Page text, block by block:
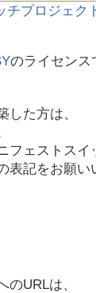
のライセンス
た方は、
ェストスイ
記をお願い
URLは、